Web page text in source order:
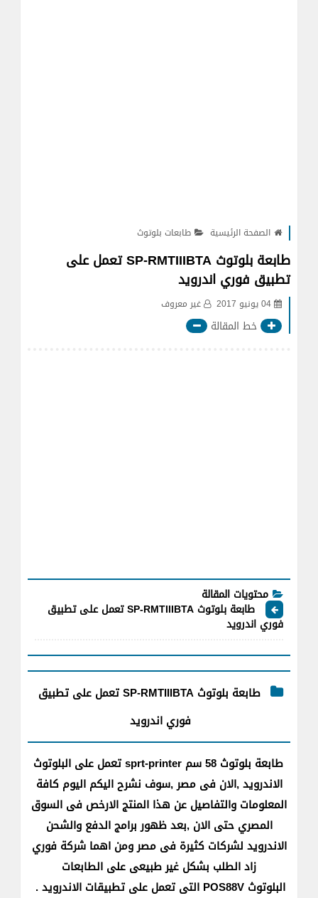
الصفحة الرئيسية طابعات بلوتوث
طابعة بلوتوث SP-RMTIIIBTA تعمل على
تطبيق فوري اندرويد
04 يونيو 2017 غير معروف
خط المقالة
محتويات المقالة
طابعة بلوتوث SP-RMTIIIBTA تعمل على تطبيق
فوري اندرويد
طابعة بلوتوث SP-RMTIIIBTA تعمل على تطبيق
فوري اندرويد
طابعة بلوتوث 58 سم sprt-printer تعمل على البلوتوث
الاندرويد ,الان فى مصر ,سوف نشرح اليكم اليوم كافة
المعلومات والتفاصيل عن هذا المنتج الارخص فى السوق
المصري حتى الان ,بعد ظهور برامج الدفع والشحن
الاندرويد لشركات كثيرة فى مصر ومن اهما شركة فوري
زاد الطلب بشكل غير طبيعى على الطابعات
البلوتوث POS88V التى تعمل على تطبيقات الاندرويد .